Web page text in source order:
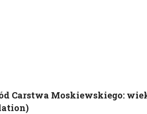
Carstwa Moskiewskiego: